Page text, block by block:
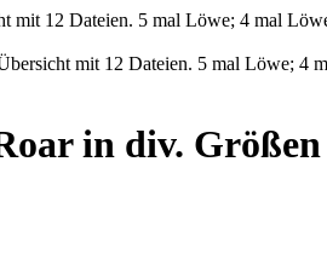
in div. Größen